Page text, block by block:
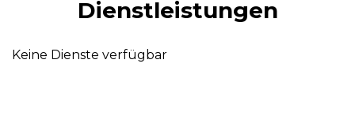
Dienstleistungen
Keine Dienste verfügbar